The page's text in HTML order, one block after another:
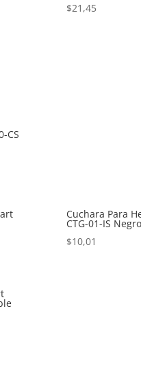
CS
$21,45
Cuchara Para
CTG-01-IS Negro
$10,01